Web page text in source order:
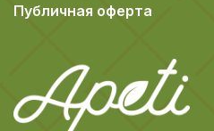
Публичная оферта